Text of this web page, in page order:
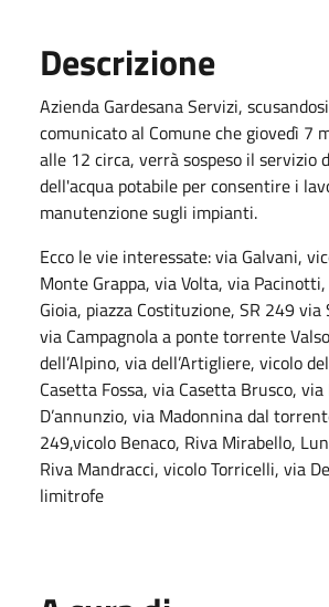
Descrizione
Azienda Gardesana Servizi,
comunicato al Comune che giovedì 7
alle 12 circa, verrà sospeso il servizio
dell'acqua potabile per consentire i
manutenzione sugli impianti.
Ecco le vie interessate: via Galvani,
Monte Grappa, via Volta, via
Gioia, piazza Costituzione, SR 249
via Campagnola a ponte torrente
dell’Alpino, via dell’Artigliere, vicolo
Casetta Fossa, via Casetta Brusco,
D’annunzio, via Madonnina dal
249,vicolo Benaco, Riva Mirabello,
Riva Mandracci, vicolo Torricelli, via
limitrofe